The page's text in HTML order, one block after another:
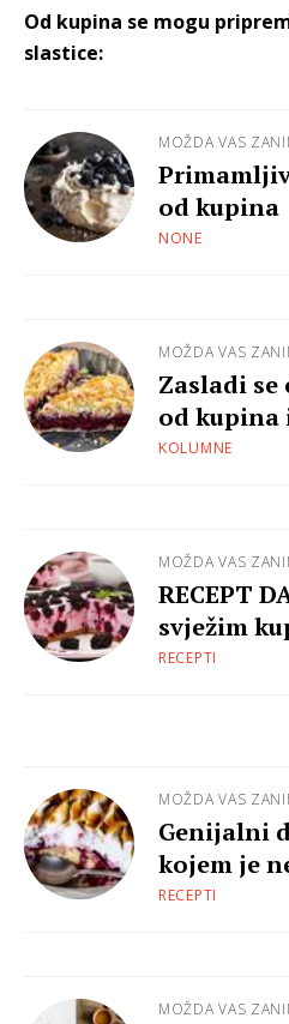
Od kupina se mogu
slastice:
MOŽDA VAS
od kupina
NONE
MOŽDA VAS
Zasladi
od kupina
KOLUMNE
MOŽDA VAS
RECEPT
svježim
RECEPTI
MOŽDA VAS
Genijalni
kojem je
RECEPTI
MOŽDA VAS